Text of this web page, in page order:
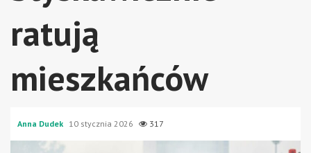
ratują
mieszkańców
Anna Dudek 10 stycznia 2026 317